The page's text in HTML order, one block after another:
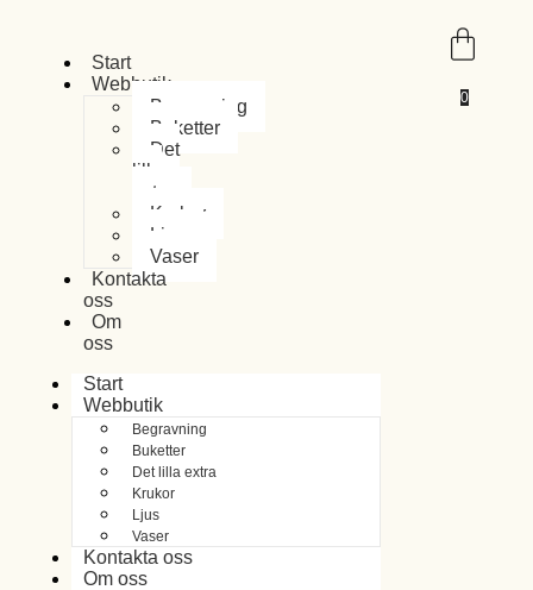
Start
Webbutik
Begravning
Buketter
Det
lilla
extra
Krukor
Ljus
Vaser
Kontakta
oss
Om
oss
Start
Webbutik
Begravning
Buketter
Det lilla extra
Krukor
Ljus
Vaser
Kontakta oss
Om oss
0